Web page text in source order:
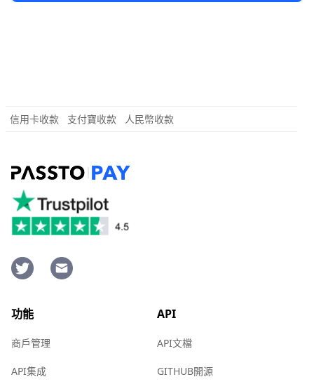
信用卡收款 支付寶收款 人民幣收款
功能
商戶管理
API集成
API
API文檔
GITHUB開源